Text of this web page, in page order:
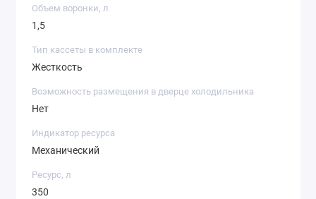
Объем воронки, л
1,5
Тип кассеты в комплекте
Жесткость
Возможность размещения в дверце холодильника
Нет
Индикатор ресурса
Механический
Ресурс, л
350